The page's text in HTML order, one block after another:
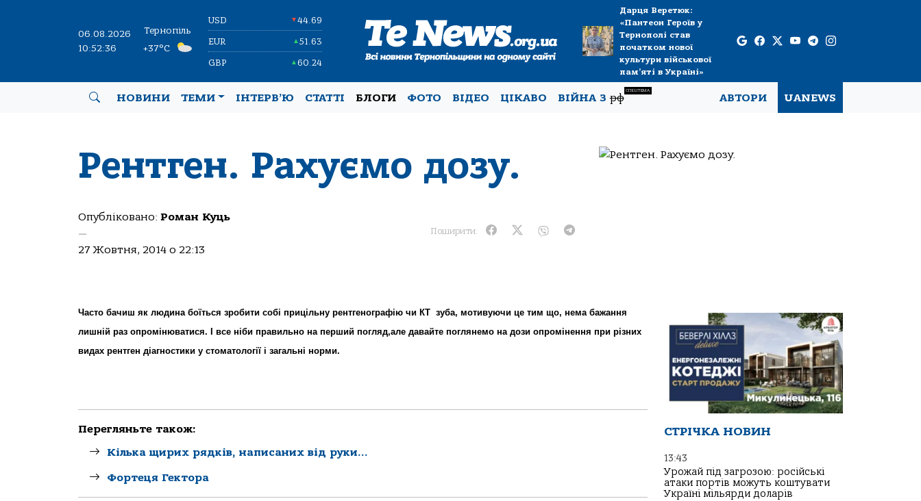
06.08.2026
10:52:37
Тернопіль
+37°C
USD ▼44.69
EUR ▲51.63
GBP ▲60.24
Дарця Веретюк:
«Пантеон Героїв у
Тернополі став
початком нової
культури військової
пам’яті в Україні»
НОВИНИ ТЕМИ ІНТЕРВ’Ю СТАТТІ БЛОГИ ФОТО ВІДЕО ЦІКАВО ВІЙНА Зрф
СПЕЦТЕМА
АВТОРИ UANEWS
Рентген. Рахуємо дозу.
Опубліковано: Роман Куць
—
27 Жовтня, 2014 о 22:13
Поширити:
Часто бачиш як людина боїться зробити собі прицільну рентгенографію чи КТ зуба, мотивуючи це тим що, нема бажання
лишній раз опромінюватися. І все ніби правильно на перший погляд,але давайте поглянемо на дози опромінення при різних
видах рентген діагностики у стоматології і загальні норми.
Перегляньте також:
Кілька щирих рядків, написаних від руки…
Фортеця Гектора
СТРІЧКА НОВИН
13:43
Урожай під загрозою: російські
атаки портів можуть коштувати
Україні мільярди доларів